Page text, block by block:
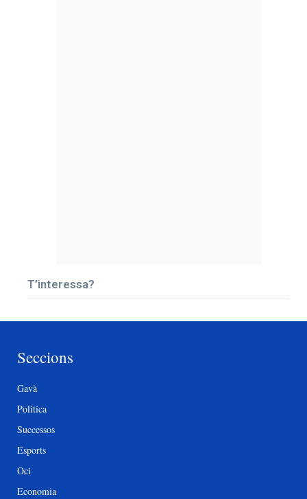
T’interessa?
Seccions
Gavà
Política
Successos
Esports
Oci
Economia